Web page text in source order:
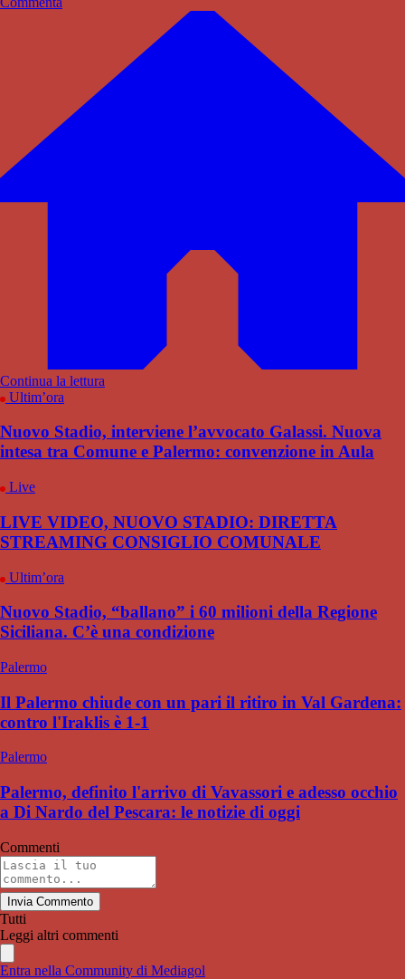
Continua la lettura
Ultim’ora
Nuovo Stadio, interviene l’avvocato Galassi. Nuova
intesa tra Comune e Palermo: convenzione in Aula
Live
LIVE VIDEO, NUOVO STADIO: DIRETTA
STREAMING CONSIGLIO COMUNALE
Ultim’ora
Nuovo Stadio, “ballano” i 60 milioni della Regione
Siciliana. C’è una condizione
Palermo
Il Palermo chiude con un pari il ritiro in Val Gardena:
contro l'Iraklis è 1-1
Palermo
Palermo, definito l'arrivo di Vavassori e adesso occhio
a Di Nardo del Pescara: le notizie di oggi
Commenti
Invia Commento
Tutti
Leggi altri commenti
Entra nella Community di Mediagol